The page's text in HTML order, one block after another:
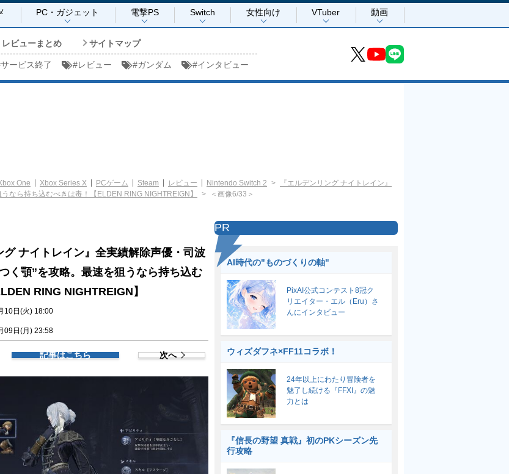
PC・ガジェット 電撃PS Switch 女性向け VTuber 動画
レビューまとめ サイトマップ
サービス終了 #レビュー #ガンダム #インタビュー
One Xbox Series X PCゲーム Steam レビュー Nintendo Switch 2
『エルデンリング ナイトレイン』
なら持ち込むべきは毒！【ELDEN RING NIGHTREIGN】
＜画像6/33＞
グ ナイトレイン』全実績解除声優・司波
く顎”を攻略。最速を狙うなら持ち込む
RING NIGHTREIGN】
10日(火) 18:00
09日(月) 23:58
記事はこちら 次へ
PR
AI時代の"ものづくりの軸"
PixAI公式コンテスト8冠ク
リエイター・エル（Eru）さ
んにインタビュー
ウィズダフネ×FF11コラボ！
24年以上にわたり冒険者を
魅了し続ける『FFXI』の魅
力とは
『信長の野望 真戦』初のPKシーズン先
行攻略